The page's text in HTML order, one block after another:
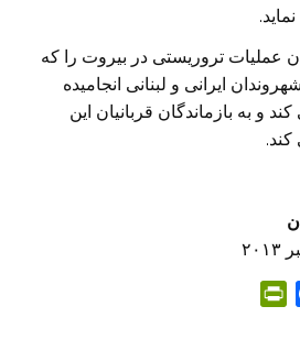
عملیات تروریستی در بیروت را که
ایرانی و لبنانی انجامیده
و به بازماندگان قربانیان این
کند.